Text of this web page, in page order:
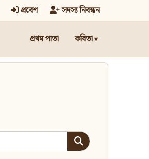
প্রবেশ সদস্য নিবন্ধন
প্রথম পাতা কবিতা